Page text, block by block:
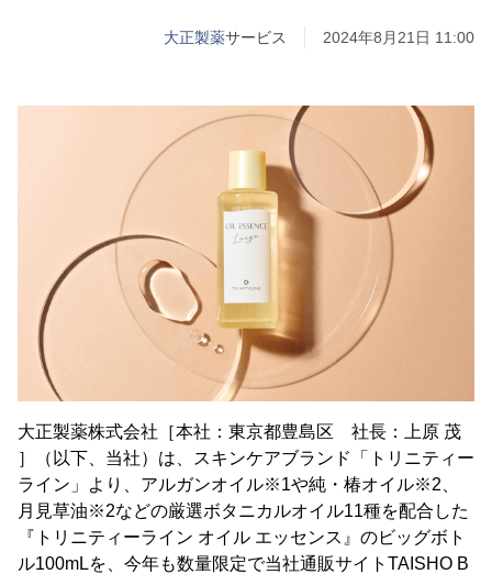
大正製薬サービス 2024年8月21日 11:00
大正製薬株式会社［本社：東京都豊島区 社長：上原 茂
］（以下、当社）は、スキンケアブランド「トリニティー
ライン」より、アルガンオイル※1や純・椿オイル※2、
月見草油※2などの厳選ボタニカルオイル11種を配合した
『トリニティーライン オイル エッセンス』のビッグボト
ル100mLを、今年も数量限定で当社通販サイトTAISHO B